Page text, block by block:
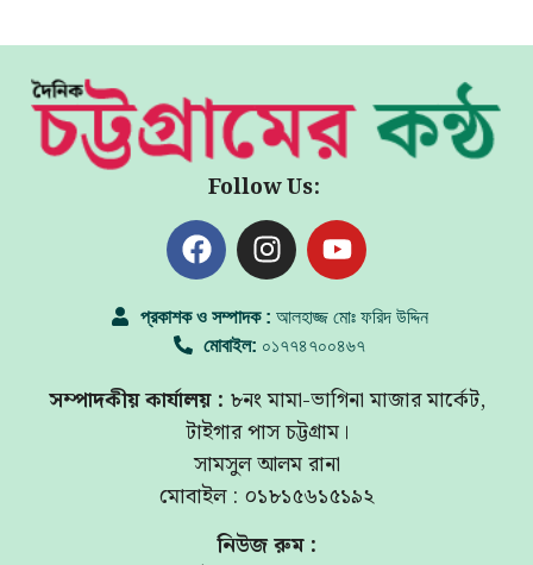
Follow Us:
প্রকাশক ও সম্পাদক : আলহাজ্জ মোঃ ফরিদ উদ্দিন
মোবাইল: ০১৭৭৪৭০০৪৬৭
সম্পাদকীয় কার্যালয় : ৮নং মামা-ভাগিনা মাজার মার্কেট,
টাইগার পাস চট্টগ্রাম।
সামসুল আলম রানা
মোবাইল : ০১৮১৫৬১৫১৯২
নিউজ রুম :